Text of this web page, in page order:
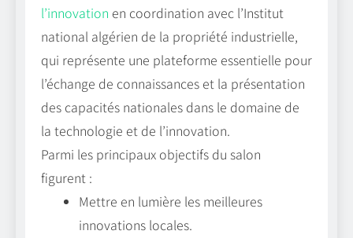
l’innovation en coordination avec l’Institut
national algérien de la propriété industrielle,
qui représente une plateforme essentielle pour
l’échange de connaissances et la présentation
des capacités nationales dans le domaine de
la technologie et de l’innovation.
Parmi les principaux objectifs du salon
figurent :
Mettre en lumière les meilleures
innovations locales.